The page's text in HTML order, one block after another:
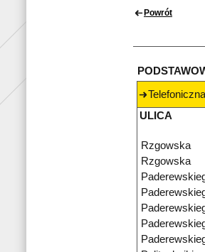
Powrót
ULICA
Rzgowska
Rzgowska